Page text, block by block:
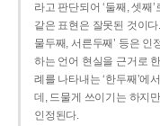
라고 판단되어 ‘둘째, 셋째
같은 표현은 잘못된 것이다
물두째, 서른두째’ 등은 인
하는 언어 현실을 근거로
례를 나타내는 ‘한두째’에
데, 드물게 쓰이기는 하지
인정된다.